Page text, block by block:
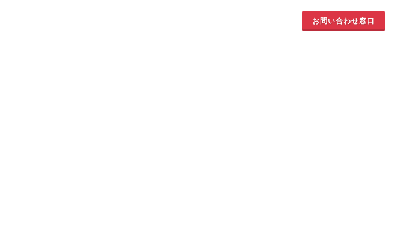
お問い合わせ窓口